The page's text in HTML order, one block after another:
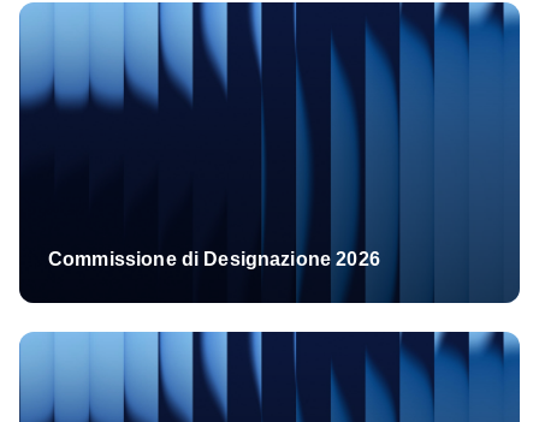
Commissione di Designazione 2026